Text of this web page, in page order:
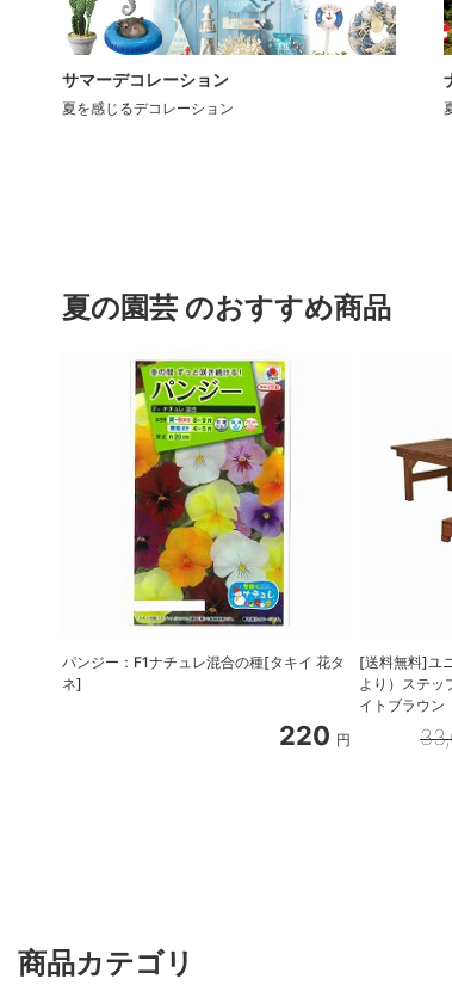
サマーデコレーション
夏を感じるデコレーション
夏の園芸 のおすすめ商品
パンジー：F1ナチュレ混合の種[タキイ 花タ
ネ]
220 円
[送料無料]ユ
より）ステッ
イトブラウン
商品カテゴリ